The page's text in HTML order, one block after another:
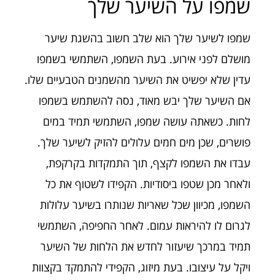
שמפו על השיער שלך
שמפו לשיער שלך הוא שלב חשוב בהשגת שיער
מושלם לפני אירוע. בעת השמפו, השתמשי בשמפו
עדין שלא יפשיט את השיער מהשמנים הטבעיים שלו.
אם השיער שלך יבש מאוד, נסה להשתמש בשמפו
לחות. כשאתה עושה שמפו, השתמשי תמיד במים
פושרים, שכן מים חמים עלולים להזיק לשיער שלך.
עבדו את השמפו לקצף, תוך התמקדות בקרקפת,
ולאחר מכן שטפו ביסודיות. הקפידו לשטוף את כל
השמפו, מכיוון שכל שאריות שנותרו בשיער עלולות
לגרום לו להיראות עמום. לאחר החפיפה, השתמשי
תמיד במרכך שיעזור לחדש את הלחות של השיער
ויקל על עיצובו. בעת מיזוג, הקפידי להתמקד בקצוות